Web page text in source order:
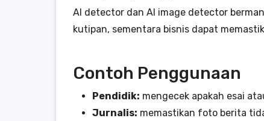
AI detector dan AI image detector
kutipan, sementara bisnis dapat
Contoh Penggunaan
Pendidik: mengecek apakah esai
Jurnalis: memastikan foto berita